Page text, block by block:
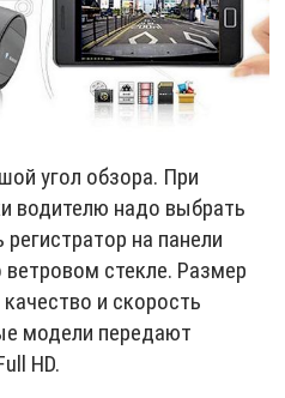
угол обзора. При
водителю надо выбрать
на панели
стекле. Размер
и скорость
модели передают
HD.